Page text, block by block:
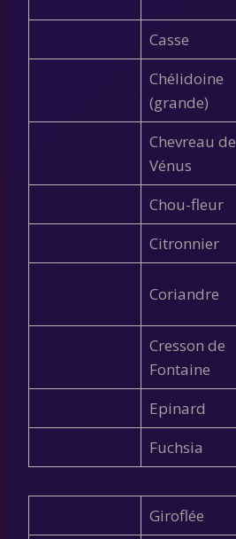
Casse
Chélidoine
(grande)
Chevreau de
Vénus
Chou-fleur
Citronnier
Coriandre
Cresson de
Fontaine
Epinard
Fuchsia
Giroflée